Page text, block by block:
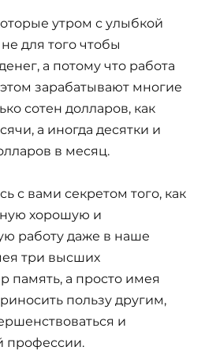
утром с улыбкой
для того чтобы
а потому что работа
зарабатывают многие
сотен долларов, как
а иногда десятки и
в месяц.
с вами секретом того, как
хорошую и
работу даже в наше
три высших
память, а просто имея
пользу другим,
и
профессии.